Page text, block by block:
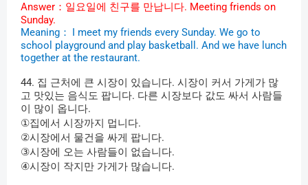
Answer ：일요일에 친구를 만납니다. Meeting friends on
Sunday.
Meaning ：
I meet my friends every Sunday. We go to
school playground and play basketball. And we have lunch
together at the restaurant.
44. 집 근처에 큰 시장이 있습니다. 시장이 커서 가게가 많
고 맛있는 음식도 팝니다. 다른 시장보다 값도 싸서 사람들
이
많이 옵니다.
①집에서 시장까지 멉니다.
②시장에서 물건을 싸게 팝니다.
③시장에 오는 사람들이 없습니다.
④시장이 작지만 가게가 많습니다.